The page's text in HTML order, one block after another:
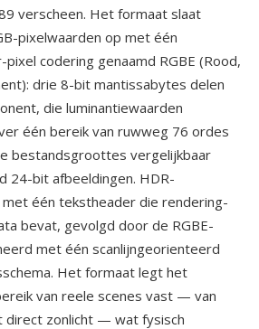
verscheen. Het formaat slaat
pixelwaarden op met één
codering genaamd RGBE (Rood,
drie 8-bit mantissabytes delen
die luminantiewaarden
één bereik van ruwweg 76 ordes
bestandsgroottes vergelijkbaar
24-bit afbeeldingen. HDR-
één tekstheader die rendering-
bevat, gevolgd door de RGBE-
met één scanlijngeorienteerd
Het formaat legt het
van reele scenes vast — van
direct zonlicht — wat fysisch